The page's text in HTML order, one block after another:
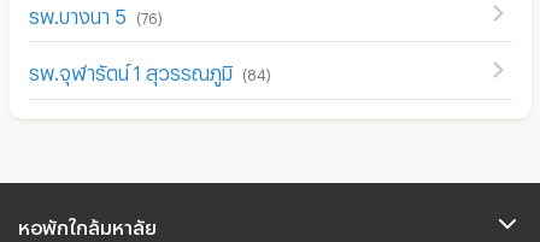
รพ.บางนา 5 (76)
รพ.จุฬารัตน์ 1 สุวรรณภูมิ (84 )
หอพักใกล้มหาลัย